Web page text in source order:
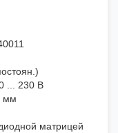
... 230 В
мм
матрицей